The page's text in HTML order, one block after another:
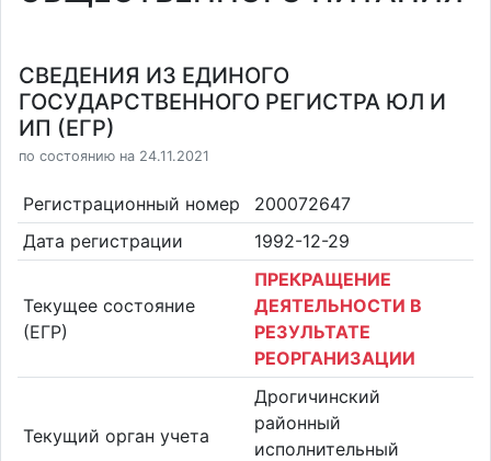
СВЕДЕНИЯ ИЗ ЕДИНОГО
ГОСУДАРСТВЕННОГО РЕГИСТРА ЮЛ И
ИП (ЕГР)
по состоянию на 24.11.2021
Регистрационный номер
200072647
Дата регистрации
1992-12-29
Текущее состояние
(ЕГР)
ПРЕКРАЩЕНИЕ
ДЕЯТЕЛЬНОСТИ В
РЕЗУЛЬТАТЕ
РЕОРГАНИЗАЦИИ
Текущий орган учета
Дрогичинский
районный
исполнительный